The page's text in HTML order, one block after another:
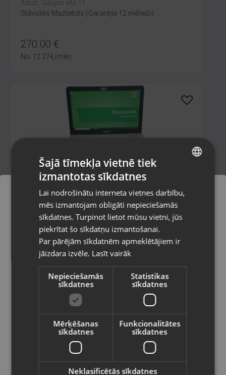
Ādaži, Gaujas iela 11
Stāvoklis Mazlietots (Garantija 12 mēneši)
270.00 €
No 12.27€/mēn.
Asus N551VW
Sigulda, Kr. Valdemāra iela 1a
Stāvoklis Lietots (Garantija 6 mēneši)
255.00€
€ /mēn.
Asus VivoBook X513EAN
Pasūtījumi tiks piegādāti uz
izvēlēto valsti
Vietnes saturs būs attēlots izvēlētajā
valodā
Valsts
Latviešu / Latvian
RUSSIAN
Šajā tīmekļa vietnē tiek
izmantotas sīkdatnes
Lai nodrošinātu interneta vietnes darbību,
mēs izmantojam obligāti nepieciešamās
sīkdatnes. Turpinot lietot mūsu vietni, jūs
piekrītat šo sīkdatņu izmantošanai.
Par pārējām sīkdatnēm apmeklētājiem ir
jāizdara izvēle. Lasīt vairāk
Nepieciešamās
sīkdatnes
Statistikas
sīkdatnes
Mērķēšanas
sīkdatnes
Funkcionalitātes
sīkdatnes
Neklasificētās sīkdatnes